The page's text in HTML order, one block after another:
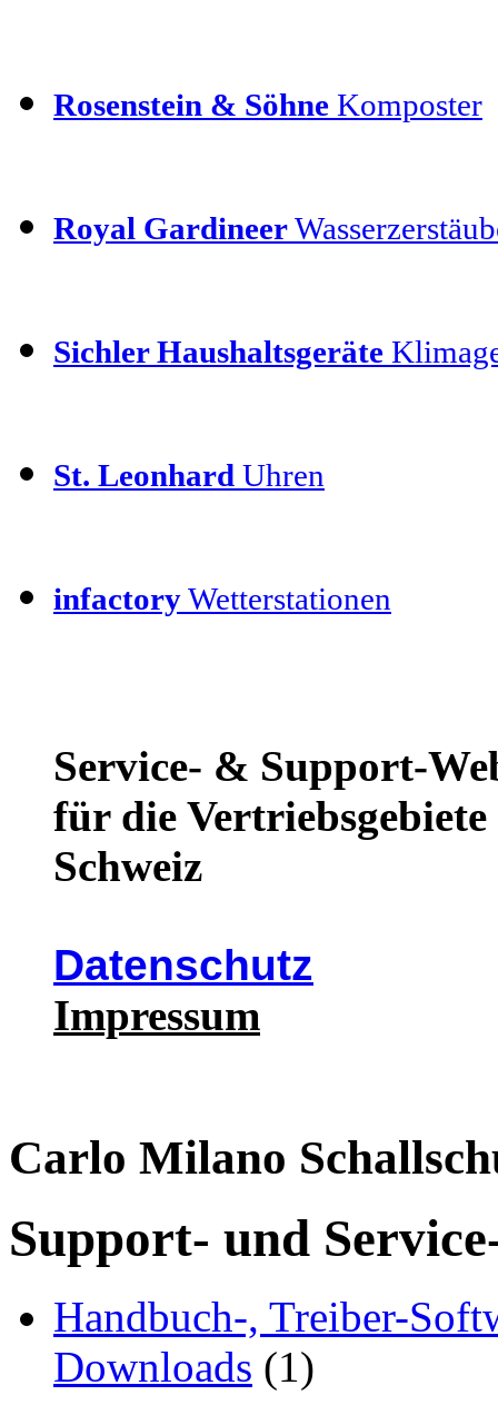
Rosenstein & Söhne Komposter
Royal Gardineer
Sichler Haushaltsgeräte
St. Leonhard Uhren
infactoryWetterstationen
Service- & Support-
für die
Schweiz
Datenschutz
Impressum
Carlo Milano
Support- und
Handbuch-, Treiber-
Downloads (1)